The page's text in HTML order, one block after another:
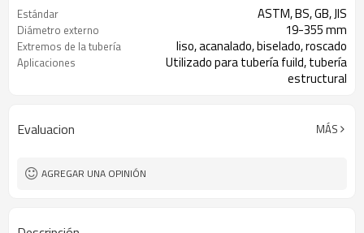
Estándar ASTM, BS, GB, JIS
Diámetro externo 19-355 mm
Extremos de la tubería liso, acanalado, biselado, roscado
Aplicaciones
Utilizado para tubería fuild, tubería
estructural
Evaluacion MÁS
AGREGAR UNA OPINIÓN